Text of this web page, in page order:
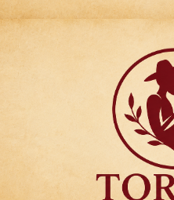
Articulos para
Regalo Torfer.